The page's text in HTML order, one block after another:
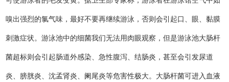
嗅出强烈的氯气味，最好不要再继续游泳，否则会引起口、眼、黏膜
刺激症状。游泳池中的细菌我们无法用肉眼观察，但是游泳池大肠杆
菌超标则会引起肠道外感染、急性腹泻、结肠炎，甚至会引发尿道
炎、膀胱炎、沈孟肾炎、阑尾炎等危害性极大。大肠杆菌可进入血液